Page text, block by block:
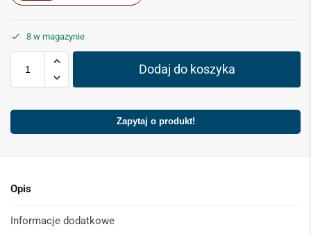
8 w magazynie
Dodaj do koszyka
Zapytaj o produkt!
Opis
Informacje dodatkowe